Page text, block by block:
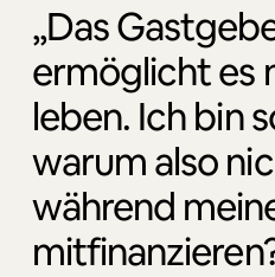
„Das
ermöglicht es
leben. Ich bin
warum also
während